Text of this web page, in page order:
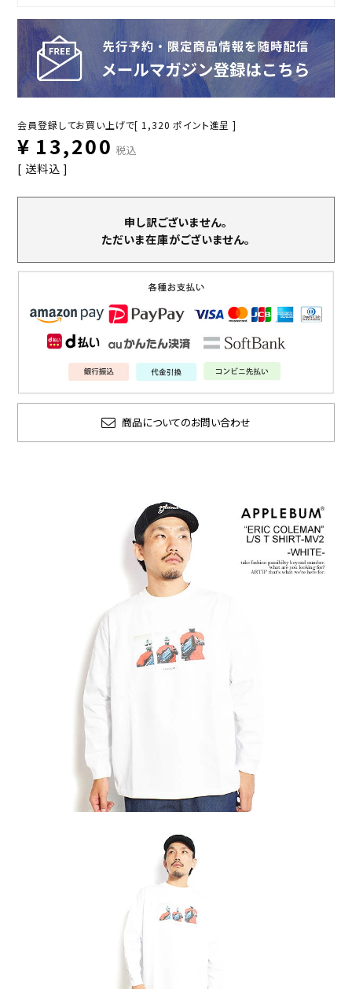
会員登録してお買い上げで[ 1,320 ポイント進呈 ]
¥ 13,200 税込
送料込
申し訳ございません。
ただいま在庫がございません。
商品についてのお問い合わせ